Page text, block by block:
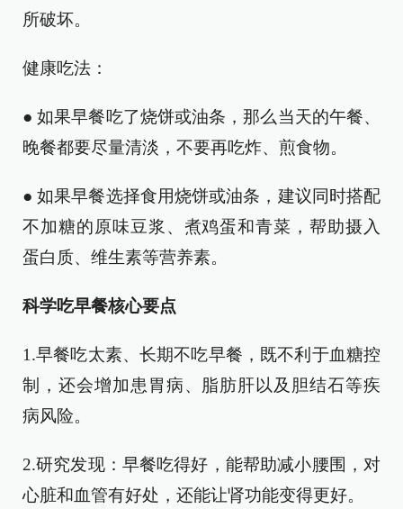
所破坏。
健康吃法：
● 如果早餐吃了烧饼或油条，那么当天的午餐、
晚餐都要尽量清淡，不要再吃炸、煎食物。
● 如果早餐选择食用烧饼或油条，建议同时搭配
不加糖的原味豆浆、煮鸡蛋和青菜，帮助摄入
蛋白质、维生素等营养素。
科学吃早餐核心要点
1.早餐吃太素、长期不吃早餐，既不利于血糖控
制，还会增加患胃病、脂肪肝以及胆结石等疾
病风险。
2.研究发现：早餐吃得好，能帮助减小腰围，对
心脏和血管有好处，还能让肾功能变得更好。